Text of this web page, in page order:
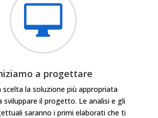

a progettare
scelta la soluzione più appropriata
sviluppare il progetto. Le analisi e gli
saranno i primi elaborati che ti